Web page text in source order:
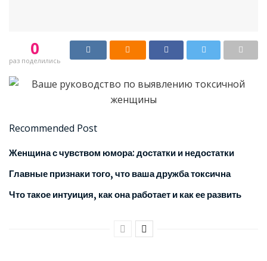
0
раз поделились
Recommended Post
Женщина с чувством юмора: достатки и недостатки
Главные признаки того, что ваша дружба токсична
Что такое интуиция, как она работает и как ее развить